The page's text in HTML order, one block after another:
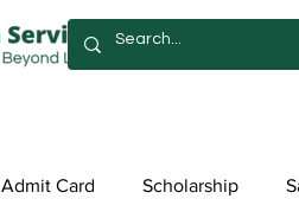
Admit Card Scholarship